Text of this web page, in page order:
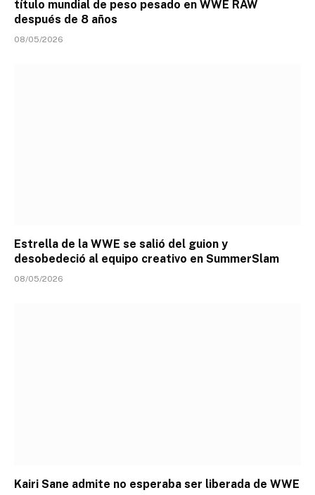
título mundial de peso pesado en WWE RAW
después de 8 años
08/05/2026
Estrella de la WWE se salió del guion y
desobedeció al equipo creativo en SummerSlam
08/05/2026
Kairi Sane admite no esperaba ser liberada de WWE